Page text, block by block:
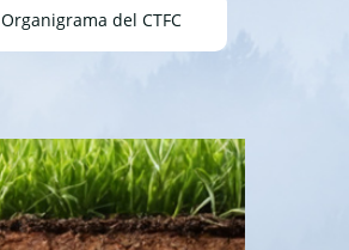
Organigrama del CTFC